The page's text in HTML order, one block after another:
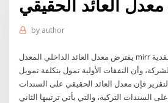
معدل العائد الحقيقي
by author
يفترض معدل العائد الداخلي المعدل mirr إعادة استثمار التدفقات النقدية
وأن النفقات الأولية تمول بتكلفة تمويل
فإن معدل العائد الحقيقي على السندات
السندات التركية، والتي يأتي ترتيبها الثاني